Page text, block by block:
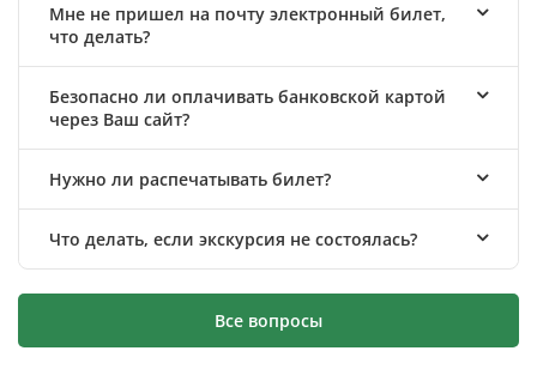
Мне не пришел на почту электронный билет,
что делать?
Безопасно ли оплачивать банковской картой
через Ваш сайт?
Нужно ли распечатывать билет?
Что делать, если экскурсия не состоялась?
Все вопросы